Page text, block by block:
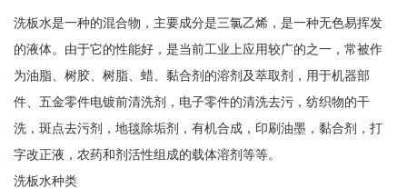
洗板水是一种的混合物，主要成分是三氯乙烯，是一种无色易挥发
的液体。由于它的性能好，是当前工业上应用较广的之一，常被作
为油脂、树胶、树脂、蜡、黏合剂的溶剂及萃取剂，用于机器部
件、五金零件电镀前清洗剂，电子零件的清洗去污，纺织物的干
洗，斑点去污剂，地毯除垢剂，有机合成，印刷油墨，黏合剂，打
字改正液，农药和剂活性组成的载体溶剂等等。
洗板水种类